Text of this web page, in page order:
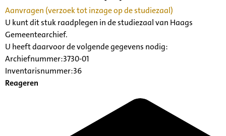
Aanvragen (verzoek tot inzage op de studiezaal)
U kunt dit stuk raadplegen in de studiezaal van Haags
Gemeentearchief.
U heeft daarvoor de volgende gegevens nodig:
Archiefnummer:3730-01
Inventarisnummer:36
Reageren